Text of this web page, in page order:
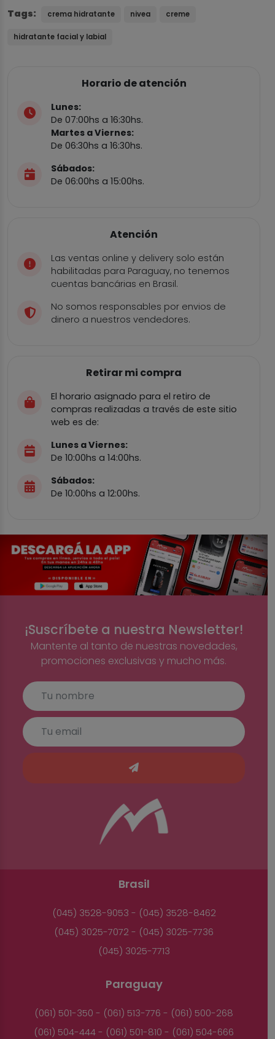
Tags: crema hidratante nivea creme
hidratante facial y labial
Horario de atención
Lunes:
De 07:00hs a 16:30hs.
Martes a Viernes:
De 06:30hs a 16:30hs.
Sábados:
De 06:00hs a 15:00hs.
Atención
Las ventas online y delivery solo están
habilitadas para Paraguay, no tenemos
cuentas bancárias en Brasil.
No somos responsables por envios de
dinero a nuestros vendedores.
Retirar mi compra
El horario asignado para el retiro de
compras realizadas a través de este sitio
web es de:
Lunes a Viernes:
De 10:00hs a 14:00hs.
Sábados:
De 10:00hs a 12:00hs.
¡Suscríbete a nuestra Newsletter!
Mantente al tanto de nuestras novedades,
promociones exclusivas y mucho más.
Brasil
(045) 3528-9053 - (045) 3528-8462
(045) 3025-7072 - (045) 3025-7736
(045) 3025-7713
Paraguay
(061) 501-350 - (061) 513-776 - (061) 500-268
(061) 504-444 - (061) 501-810 - (061) 504-666